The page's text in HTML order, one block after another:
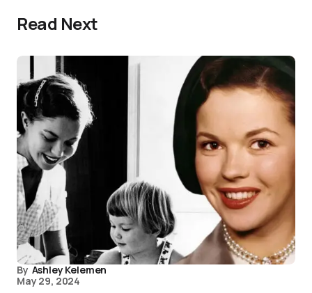
Read Next
By Ashley Kelemen
May 29, 2024